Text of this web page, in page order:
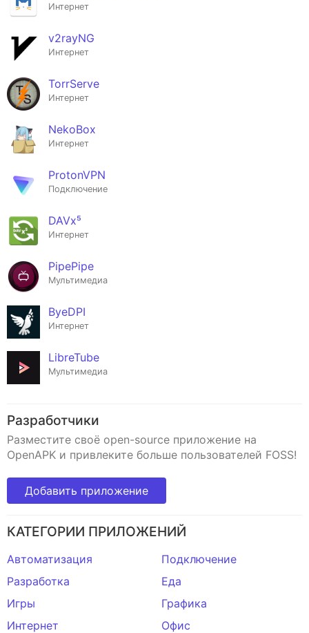
Интернет
v2rayNG
Интернет
TorrServe
Интернет
NekoBox
Интернет
ProtonVPN
Подключение
DAVx⁵
Интернет
PipePipe
Мультимедиа
ByeDPI
Интернет
LibreTube
Мультимедиа
Разработчики
Разместите своё open-source приложение на
OpenAPK и привлеките больше пользователей FOSS!
Добавить приложение
КАТЕГОРИИ ПРИЛОЖЕНИЙ
Автоматизация
Подключение
Разработка
Еда
Игры
Графика
Интернет
Офис